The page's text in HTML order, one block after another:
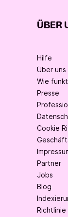
ÜBER
Hilfe
Über uns
Wie
Presse
Cookie
Partner
Jobs
Blog